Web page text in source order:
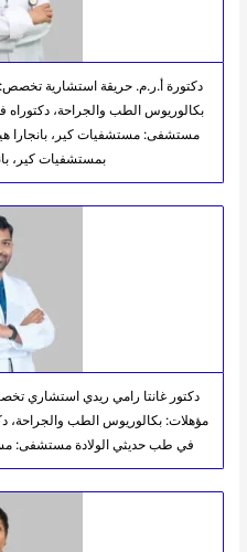
دكتورة أ.ر.م. حريقة استشارية
بكالوريوس الطب والجراحة،
مستشفى: مستشفيات كير، بانجارا
بمستشفيات كير،
دكتور غانتا رامي ريدي استشاري
مؤهلات: بكالوريوس الطب والجراحة،
في طب حديثي الولادة مستشفى: